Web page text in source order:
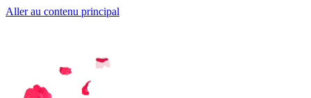
Aller au contenu principal